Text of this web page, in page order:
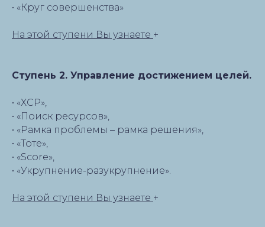
• «Круг совершенства»
На этой ступени Вы узнаете +
Ступень 2. Управление достижением целей.
• «ХСР»,
• «Поиск ресурсов»,
• «Рамка проблемы – рамка решения»,
• «Тоте»,
• «Score»,
• «Укрупнение-разукрупнение».
На этой ступени Вы узнаете +